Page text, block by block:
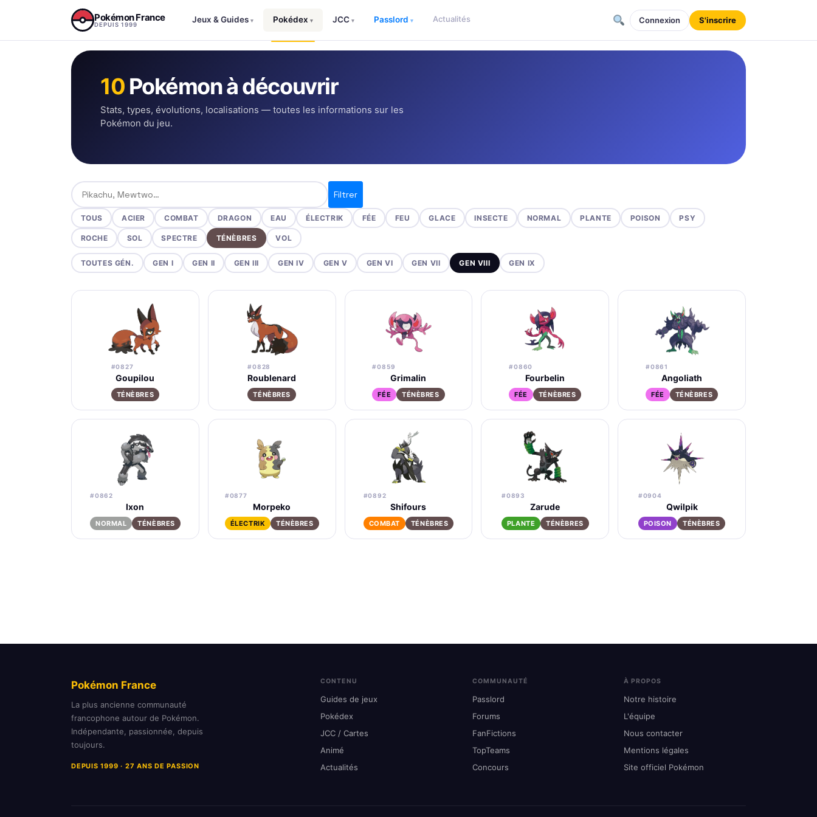
Pokémon France
DEPUIS 1999
Jeux & Guides ▾ Pokédex ▾ JCC ▾ Passlord ▾ Actualités Connexion S'inscrire
10 Pokémon à découvrir
Stats, types, évolutions, localisations — toutes les informations sur les
Pokémon du jeu.
Rechercher un Pokémon
Filtrer
TOUS ACIER COMBAT DRAGON EAU ÉLECTRIK FÉE FEU GLACE INSECTE NORMAL PLANTE POISON PSY
ROCHE SOL SPECTRE TÉNÈBRES VOL
TOUTES GÉN. GEN I GEN II GEN III GEN IV GEN V GEN VI GEN VII GEN VIII GEN IX
#0827
Goupilou
TÉNÈBRES
#0828
Roublenard
TÉNÈBRES
#0859
Grimalin
FÉE TÉNÈBRES
#0860
Fourbelin
FÉE TÉNÈBRES
#0861
Angoliath
FÉE TÉNÈBRES
#0862
Ixon
NORMAL TÉNÈBRES
#0877
Morpeko
ÉLECTRIK TÉNÈBRES
#0892
Shifours
COMBAT TÉNÈBRES
#0893
Zarude
PLANTE TÉNÈBRES
#0904
Qwilpik
POISON TÉNÈBRES
Pokémon France
La plus ancienne communauté
francophone autour de Pokémon.
Indépendante, passionnée, depuis
toujours.
DEPUIS 1999 · 27 ANS DE PASSION
CONTENU
Guides de jeux
Pokédex
JCC / Cartes
Animé
Actualités
COMMUNAUTÉ
Passlord
Forums
FanFictions
TopTeams
Concours
À PROPOS
Notre histoire
L'équipe
Nous contacter
Mentions légales
Site officiel Pokémon